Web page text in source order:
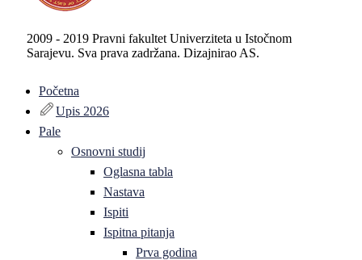
2009 - 2019 Pravni fakultet Univerziteta u Istočnom
Sarajevu. Sva prava zadržana. Dizajnirao AS.
Početna
Upis 2026
Pale
Osnovni studij
Oglasna tabla
Nastava
Ispiti
Ispitna pitanja
Prva godina